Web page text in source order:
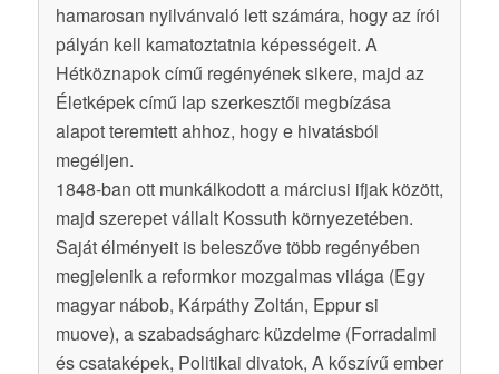
hamarosan nyilvánvaló lett számára, hogy az írói
pályán kell kamatoztatnia képességeit. A
Hétköznapok című regényének sikere, majd az
Életképek című lap szerkesztői megbízása
alapot teremtett ahhoz, hogy e hivatásból
megéljen.
1848-ban ott munkálkodott a márciusi ifjak között,
majd szerepet vállalt Kossuth környezetében.
Saját élményeit is beleszőve több regényében
megjelenik a reformkor mozgalmas világa (Egy
magyar nábob, Kárpáthy Zoltán, Eppur si
muove), a szabadságharc küzdelme (Forradalmi
és csataképek, Politikai divatok, A kőszívű ember